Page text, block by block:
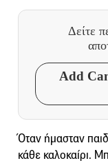
Δείτε
Add
Όταν ήμασταν
κάθε καλοκαίρι.